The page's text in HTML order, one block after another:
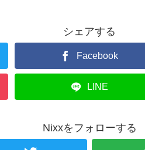
シェアする
Facebook
LINE
Nixxをフォローする